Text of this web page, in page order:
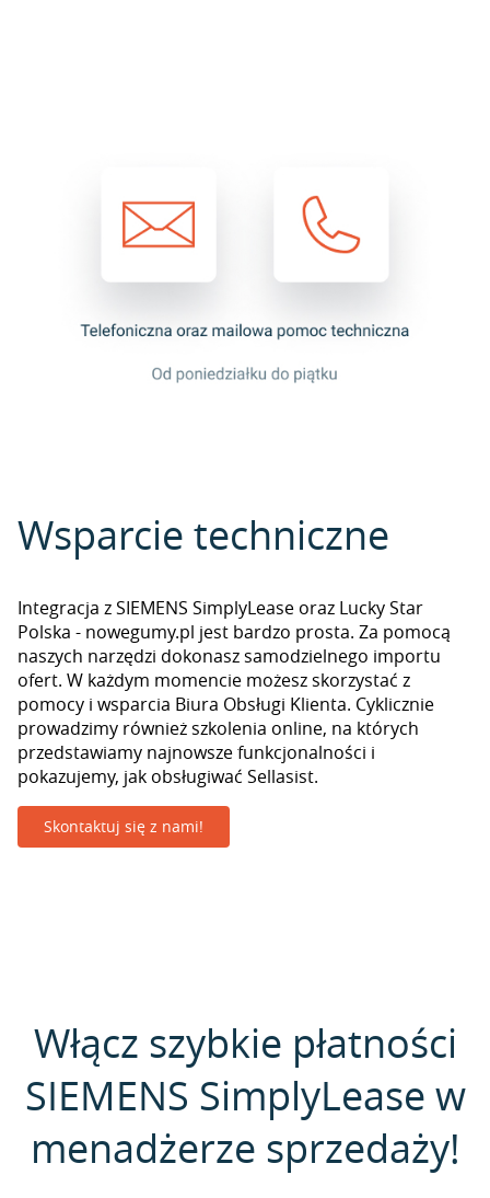
Wsparcie techniczne
Integracja z SIEMENS SimplyLease oraz Lucky Star
Polska - nowegumy.pl jest bardzo prosta. Za pomocą
naszych narzędzi dokonasz samodzielnego importu
ofert. W każdym momencie możesz skorzystać z
pomocy i wsparcia Biura Obsługi Klienta. Cyklicznie
prowadzimy również szkolenia online, na których
przedstawiamy najnowsze funkcjonalności i
pokazujemy, jak obsługiwać Sellasist.
Skontaktuj się z nami!
Włącz szybkie płatności
SIEMENS SimplyLease w
menadżerze sprzedaży!